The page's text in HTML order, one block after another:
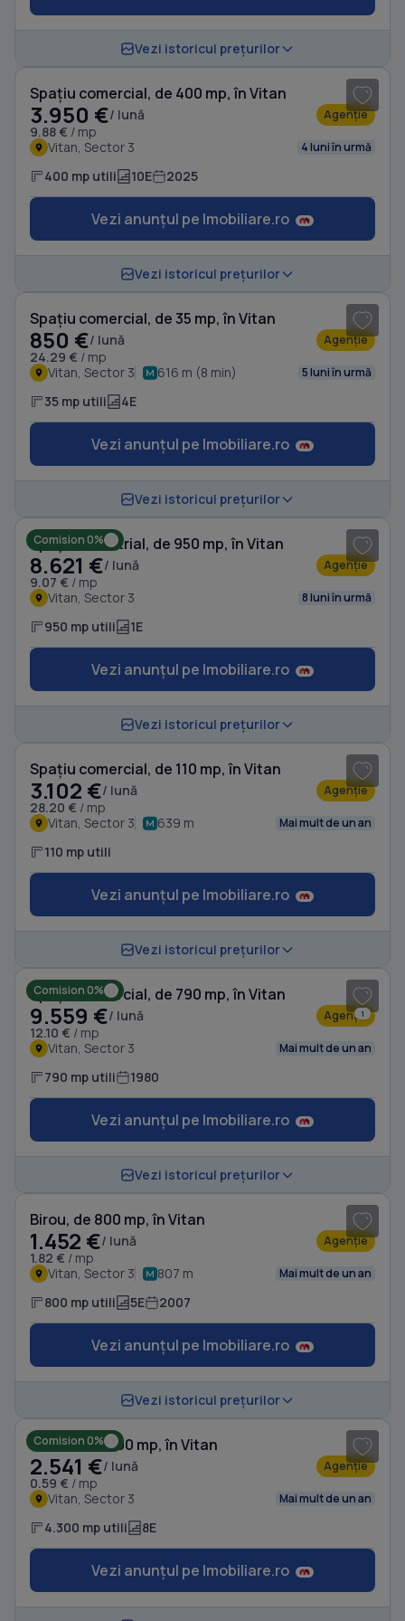
Vezi istoricul prețurilor
Spațiu comercial, de 400 mp, în Vitan
3.950 €/ lună
9.88 € / mp
Agenție
Vitan, Sector 3 4 luni în urmă
400 mp utili 10E 2025
Vezi anunțul pe Imobiliare.ro
Vezi istoricul prețurilor
Spațiu comercial, de 35 mp, în Vitan
850 €/ lună
24.29 € / mp
Agenție
Vitan, Sector 3 616 m (8 min) 5 luni în urmă
35 mp utili 4E
Vezi anunțul pe Imobiliare.ro
Vezi istoricul prețurilor
Comision 0%
Spațiu industrial, de 950 mp, în Vitan
8.621 €/ lună
9.07 € / mp
Agenție
Vitan, Sector 3 8 luni în urmă
950 mp utili 1E
Vezi anunțul pe Imobiliare.ro
Vezi istoricul prețurilor
Spațiu comercial, de 110 mp, în Vitan
3.102 €/ lună
28.20 € / mp
Agenție
Vitan, Sector 3 639 m Mai mult de un an
110 mp utili
Vezi anunțul pe Imobiliare.ro
Vezi istoricul prețurilor
1
Comision 0%
Spațiu comercial, de 790 mp, în Vitan
9.559 €/ lună
12.10 € / mp
Agenție
Vitan, Sector 3 Mai mult de un an
790 mp utili 1980
Vezi anunțul pe Imobiliare.ro
Vezi istoricul prețurilor
Birou, de 800 mp, în Vitan
1.452 €/ lună
1.82 € / mp
Agenție
Vitan, Sector 3 807 m Mai mult de un an
800 mp utili 5E 2007
Vezi anunțul pe Imobiliare.ro
Vezi istoricul prețurilor
Comision 0%
Birou, de 4,300 mp, în Vitan
2.541 €/ lună
0.59 € / mp
Agenție
Vitan, Sector 3 Mai mult de un an
4.300 mp utili 8E
Vezi anunțul pe Imobiliare.ro